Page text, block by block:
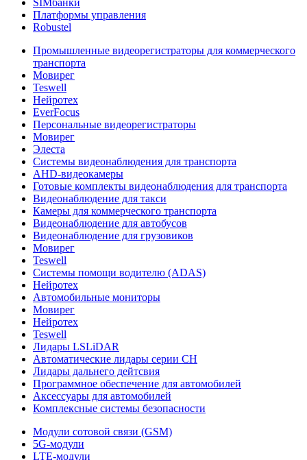
SIMбанки
Платформы управления
Robustel
Промышленные видеорегистраторы для коммерческого
транспорта
Мовирег
Teswell
Нейротех
EverFocus
Персональные видеорегистраторы
Мовирег
Элеста
Системы видеонаблюдения для транспорта
AHD-видеокамеры
Готовые комплекты видеонаблюдения для транспорта
Видеонаблюдение для такси
Камеры для коммерческого транспорта
Видеонаблюдение для автобусов
Видеонаблюдение для грузовиков
Мовирег
Teswell
Системы помощи водителю (ADAS)
Нейротех
Автомобильные мониторы
Мовирег
Нейротех
Teswell
Лидары LSLiDAR
Автоматические лидары серии CH
Лидары дальнего дейтсвия
Программное обеспечение для автомобилей
Аксессуары для автомобилей
Комплексные системы безопасности
Модули сотовой связи (GSM)
5G-модули
LTE-модули